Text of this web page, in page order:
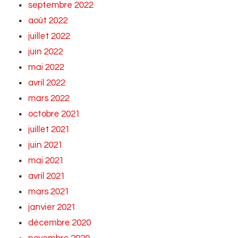
septembre 2022
août 2022
juillet 2022
juin 2022
mai 2022
avril 2022
mars 2022
octobre 2021
juillet 2021
juin 2021
mai 2021
avril 2021
mars 2021
janvier 2021
décembre 2020